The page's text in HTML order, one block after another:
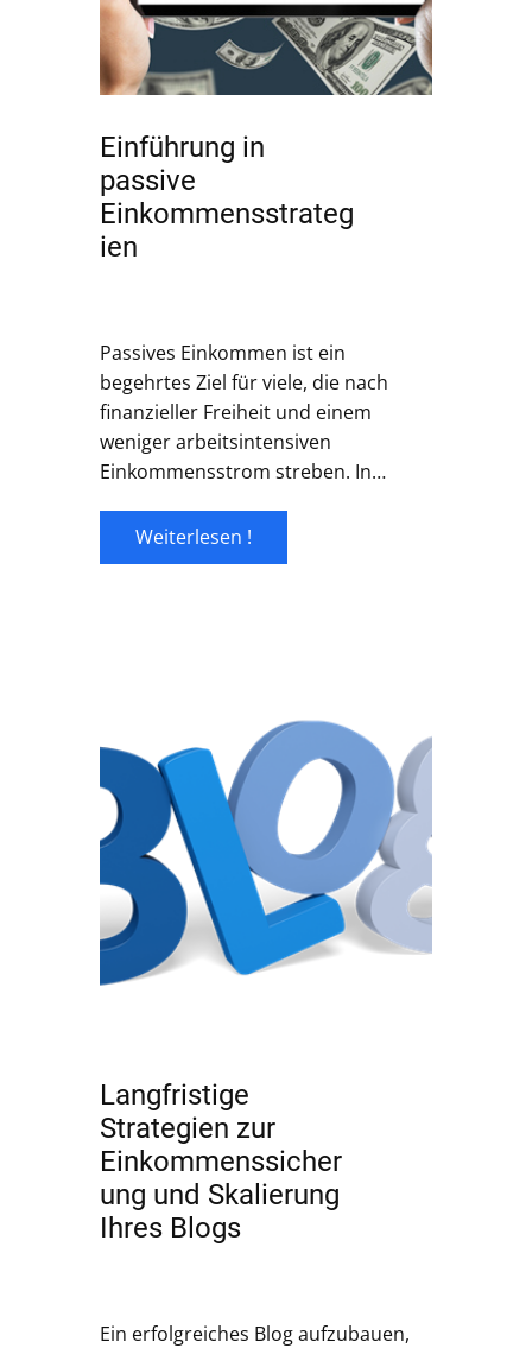
Einführung in
passive
Einkommensstrateg
ien
Passives Einkommen ist ein
begehrtes Ziel für viele, die nach
finanzieller Freiheit und einem
weniger arbeitsintensiven
Einkommensstrom streben. In…
Weiterlesen !
Langfristige
Strategien zur
Einkommenssicher
ung und Skalierung
Ihres Blogs
Ein erfolgreiches Blog aufzubauen,